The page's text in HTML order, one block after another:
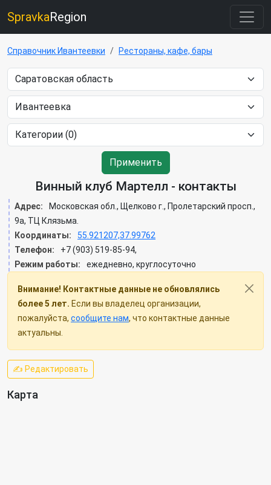
SpravkaRegion
Справочник Ивантеевки Рестораны, кафе, бары
Применить
Винный клуб Мартелл - контакты
Адрес:
Московская обл., Щелково г., Пролетарский просп.,
9а, ТЦ Клязьма.
Координаты:
55.921207,37.99762
Телефон:
+7 (903) 519-85-94,
Режим работы:
ежедневно, круглосуточно
Внимание! Контактные данные не обновлялись
более 5 лет. Если вы владелец организации,
пожалуйста, сообщите нам, что контактные данные
актуальны.
✍ Редактировать
Карта